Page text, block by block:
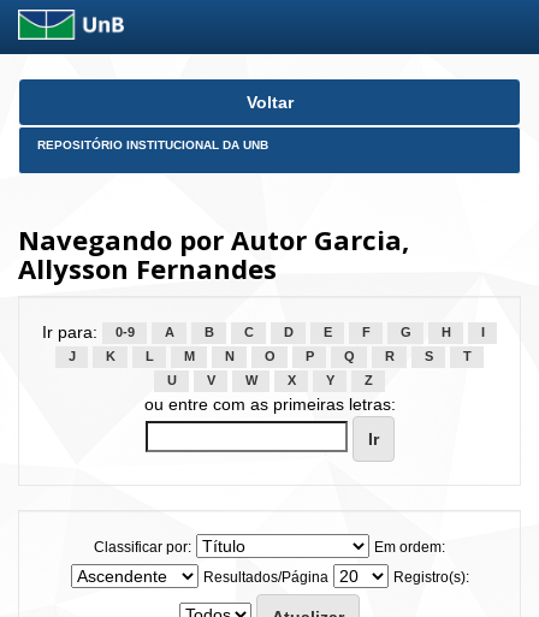
Skip
Voltar
REPOSITÓRIO INSTITUCIONAL DA UNB
Navegando por Autor Garcia,
Allysson Fernandes
Ir para: 0-9 A B C D E F G H
J
K L M N O P Q R S
T
U
V W X Y Z
ou entre com as primeiras letras:
Classificar por:
Em ordem:
Resultados/Página
Registro(s):